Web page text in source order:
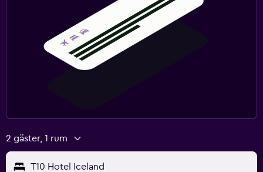
2 gäster, 1 rum
T10 Hotel Iceland